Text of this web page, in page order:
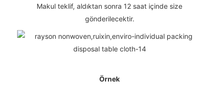
Makul teklif, aldıktan sonra 12 saat içinde size
gönderilecektir.
Örnek